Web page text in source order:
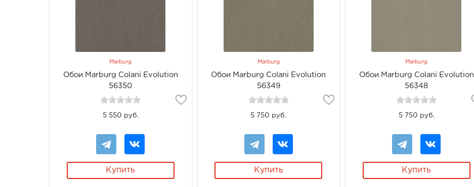
Marburg
Обои Marburg Colani Evolution
56350
5 550 руб.
Купить
Marburg
Обои Marburg Colani Evolution
56349
5 750 руб.
Купить
Marburg
Обои Marburg Colani Evolution
56348
5 750 руб.
Купить